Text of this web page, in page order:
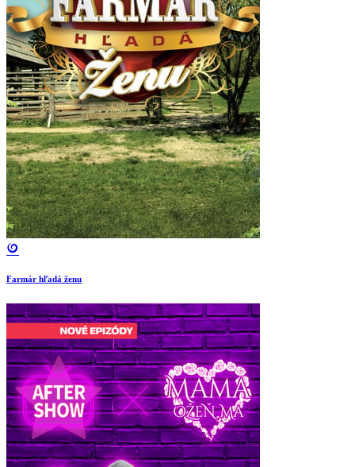
Farmár hľadá ženu